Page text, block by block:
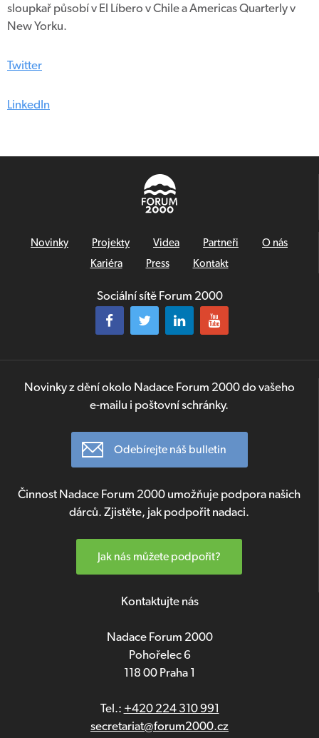
sloupkař působí v El Líbero v Chile a Americas Quarterly v
New Yorku.
Twitter
LinkedIn
Novinky Projekty Videa Partneři
O nás
Kariéra
Press Kontakt
Sociální sítě Forum 2000
Novinky z dění okolo Nadace Forum 2000 do vašeho
e-mailu i poštovní schránky.
Odebírejte náš bulletin
Činnost Nadace Forum 2000 umožňuje podpora našich
dárců. Zjistěte, jak podpořit nadaci.
Jak nás můžete podpořit?
Kontaktujte nás
Nadace Forum 2000
Pohořelec 6
118 00 Praha 1
Tel.: +420 224 310 991
secretariat@forum2000.cz